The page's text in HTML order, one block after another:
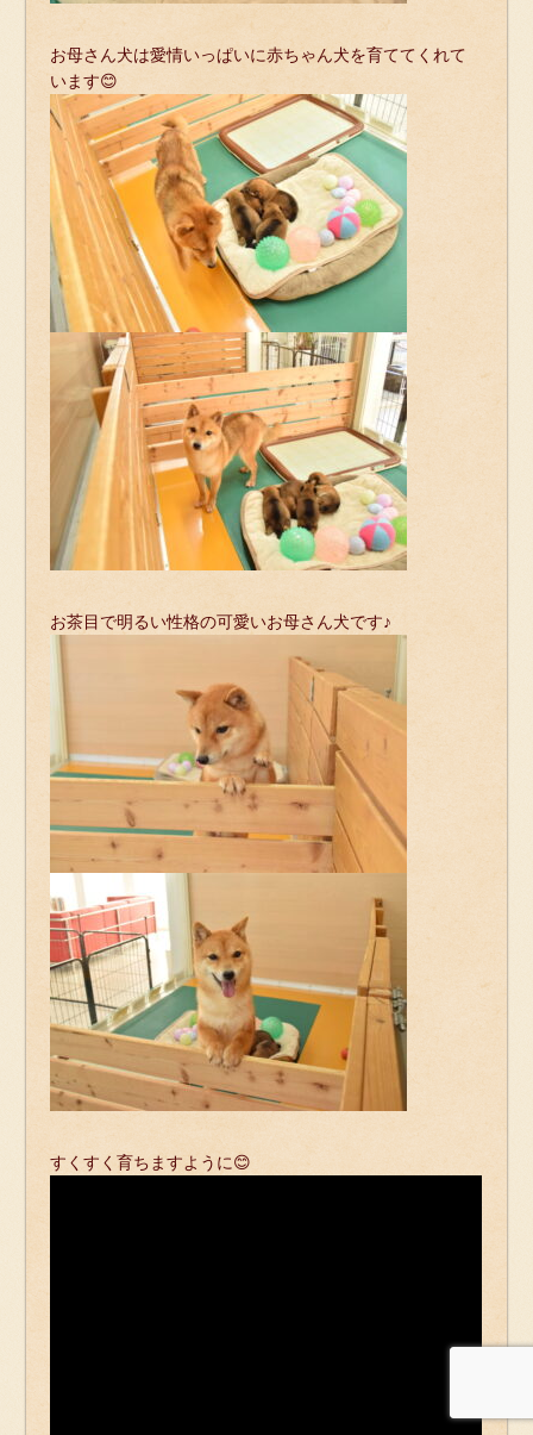
お母さん犬は愛情いっぱいに赤ちゃん犬を育ててくれて
います😊
お茶目で明るい性格の可愛いお母さん犬です♪
すくすく育ちますように😊